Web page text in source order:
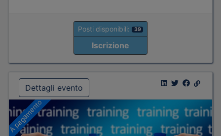
Posti disponibili: 39
Iscrizione
Dettagli evento
A pagamento